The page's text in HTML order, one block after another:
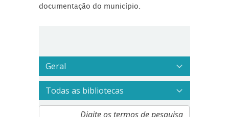
documentação do município.